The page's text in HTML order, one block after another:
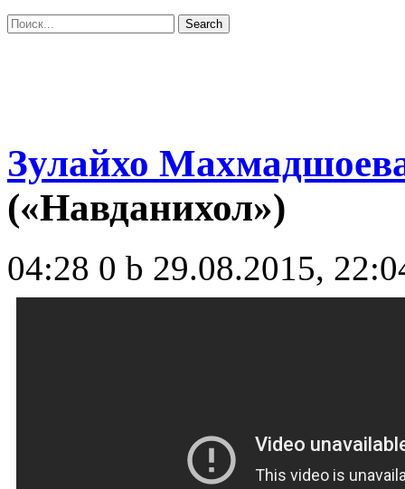
Зулайхо
(«Навданихол»)
04:28 0 b 29.08.2015,